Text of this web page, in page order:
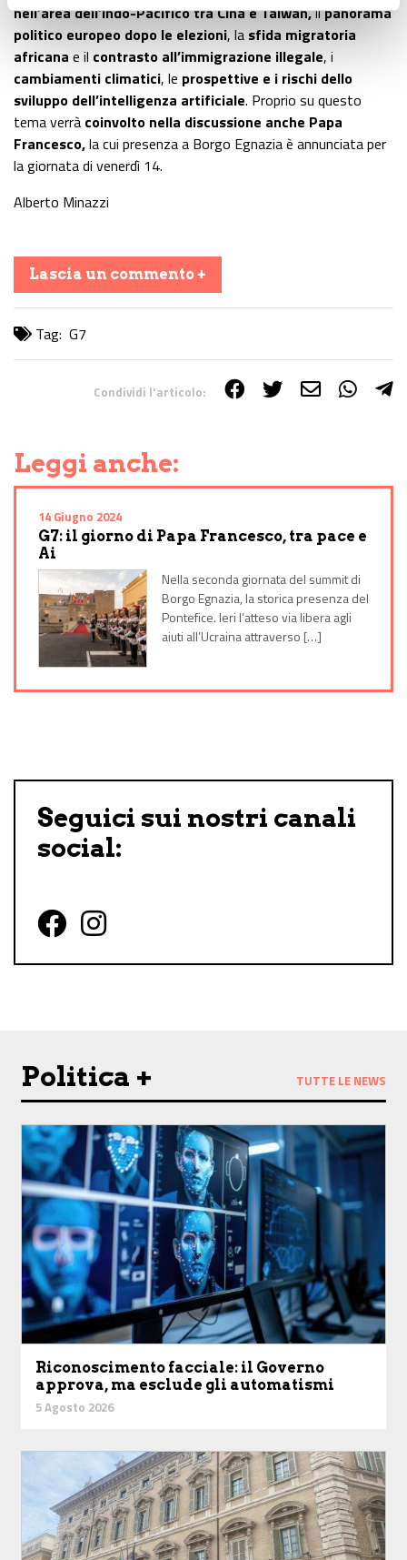
nell’area dell’Indo-Pacifico tra Cina e Taiwan,ilpanorama
politico europeo dopo le elezioni, la sfida migratoria
africana e il contrasto all’immigrazione illegale, i
cambiamenti climatici, le prospettive e i rischi dello
sviluppo dell’intelligenza artificiale. Proprio su questo
tema verrà coinvolto nella discussione anche Papa
Francesco,la cui presenza a Borgo Egnazia è annunciata per
la giornata di venerdì 14.
Alberto Minazzi
Lascia un commento +
Tag: G7
Condividi l'articolo:
Leggi anche:
14 Giugno 2024
G7: il giorno di Papa Francesco, tra pace e
Ai
Nella seconda giornata del summit di
Borgo Egnazia, la storica presenza del
Pontefice. Ieri l’atteso via libera agli
aiuti all’Ucraina attraverso […]
Seguici sui nostri canali
social:
Follow us on Facebook
Follow us on Instagram
Politica + TUTTE LE NEWS
Riconoscimento facciale: il Governo
approva, ma esclude gli automatismi
5 Agosto 2026